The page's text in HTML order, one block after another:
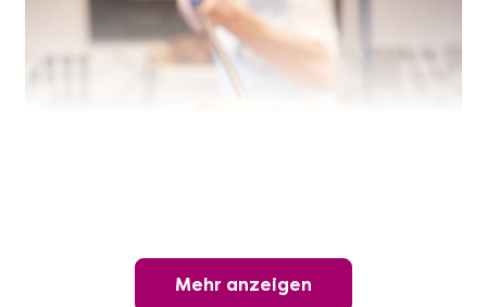
Die beste Pizza@Home
Mehr anzeigen